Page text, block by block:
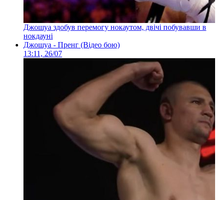
Джошуа здобув перемогу нокаутом, двічі побувавши в
нокдауні
Джошуа - Пренг (Відео бою)
13:11, 26/07